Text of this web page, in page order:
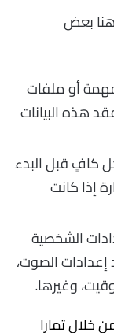
بعض
أو ملفات
هذه البيانات
كافٍ قبل البدء
إذا كانت
الشخصية
الصوت،
وغيرها.
خلال تمارا